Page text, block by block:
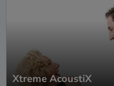
Xtreme AcoustiX